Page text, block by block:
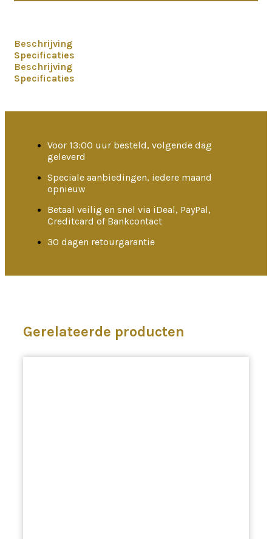
Beschrijving
Specificaties
Beschrijving
Specificaties
Voor 13:00 uur besteld, volgende dag
geleverd
Speciale aanbiedingen, iedere maand
opnieuw
Betaal veilig en snel via iDeal, PayPal,
Creditcard of Bankcontact
30 dagen retourgarantie
Gerelateerde producten